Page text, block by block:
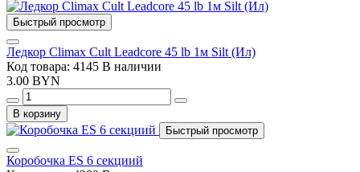
Быстрый просмотр
Ледкор Climax Cult Leadcore 45 lb 1м Silt (Ил)
Код товара: 4145 В наличии
3.00 BYN
В корзину
Быстрый просмотр
Коробочка ES 6 секциий